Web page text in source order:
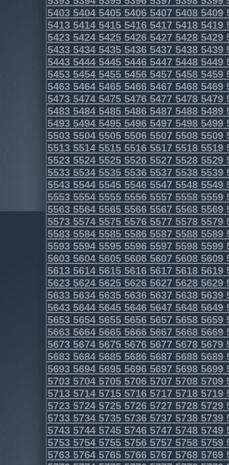
5403540454055406540754085409
5413541454155416541754185419
5423542454255426542754285429
5433543454355436543754385439
5443544454455446544754485449
5453545454555456545754585459
5463546454655466546754685469
5473547454755476547754785479
5483548454855486548754885489
5493549454955496549754985499
5503550455055506550755085509
5513551455155516551755185519
5523552455255526552755285529
5533553455355536553755385539
5543554455455546554755485549
5553555455555556555755585559
5563556455655566556755685569
5573557455755576557755785579
5583558455855586558755885589
5593559455955596559755985599
5603560456055606560756085609
5613561456155616561756185619
5623562456255626562756285629
5633563456355636563756385639
5643564456455646564756485649
5653565456555656565756585659
5663566456655666566756685669
5673567456755676567756785679
5683568456855686568756885689
5693569456955696569756985699
5703570457055706570757085709
5713571457155716571757185719
5723572457255726572757285729
5733573457355736573757385739
5743574457455746574757485749
5753575457555756575757585759
5763576457655766576757685769